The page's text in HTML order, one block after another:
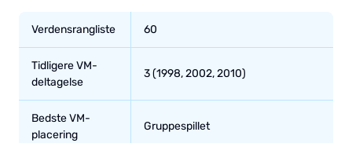
Verdensrangliste 60
Tidligere VM-
deltagelse
3 (1998, 2002, 2010)
Bedste VM-
placering
Gruppespillet